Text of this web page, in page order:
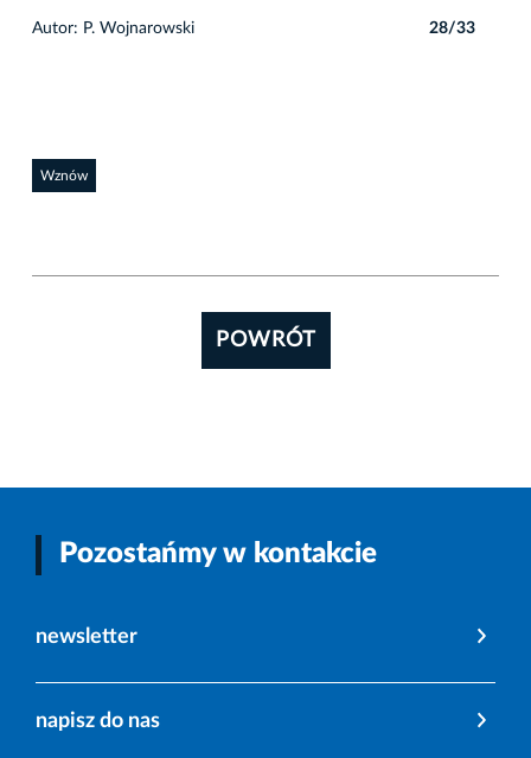
Autor: P. Wojnarowski 28/33
Wznów
POWRÓT
Pozostańmy w kontakcie
newsletter
napisz do nas